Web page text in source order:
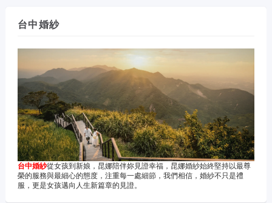
台中婚紗
台中婚紗從女孩到新娘，昆娜陪伴妳見證幸福，昆娜婚紗始終堅持以最尊
榮的服務與最細心的態度，注重每一處細節，我們相信，婚紗不只是禮
服，更是女孩邁向人生新篇章的見證。